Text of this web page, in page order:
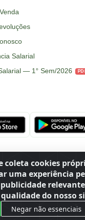
coleta cookies
uma experiência
do nosso
Negar não essenciais
Salarial
— 1° Sem/2026
s/n, km 98 — Área Rural